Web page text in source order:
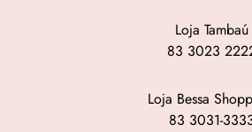
Loja Tambaú
83 3023
Loja Bessa
83 3031-